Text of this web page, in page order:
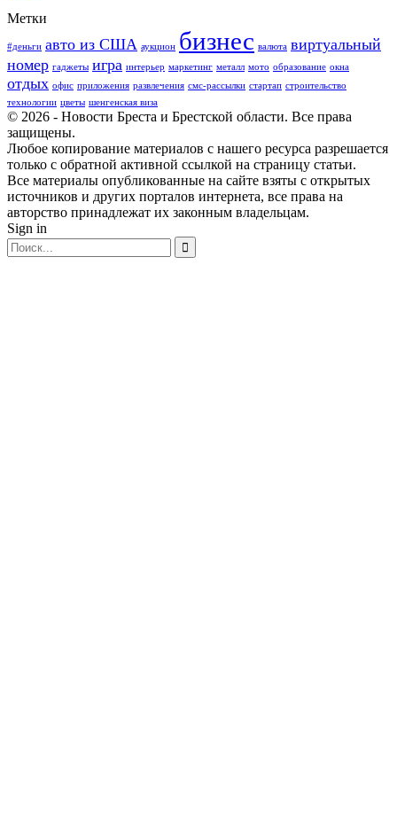
Метки
#деньги авто из США аукцион бизнес валюта виртуальный
номер гаджеты игра интерьер маркетинг металл мото образование окна
отдых офис приложения развлечения смс-рассылки стартап строительство
технологии цветы шенгенская виза
© 2026 - Новости Бреста и Брестской области. Все права
защищены.
Любое копирование материалов с нашего ресурса разрешается
только с обратной активной ссылкой на страницу статьи.
Все материалы опубликованные на сайте взяты с открытых
источников и других порталов интернета, все права на
авторство принадлежат их законным владельцам.
Sign in